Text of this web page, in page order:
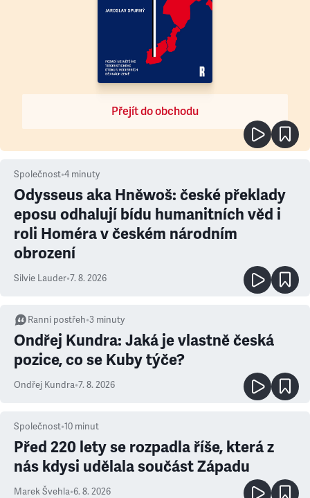
Přejít do obchodu
Společnost•4 minuty
Odysseus aka Hněwoš: české překlady
eposu odhalují bídu humanitních věd i
roli Homéra v českém národním
obrození
Silvie Lauder•7. 8. 2026
Ranní postřeh•3 minuty
Ondřej Kundra: Jaká je vlastně česká
pozice, co se Kuby týče?
Ondřej Kundra•7. 8. 2026
Společnost•10 minut
Před 220 lety se rozpadla říše, která z
nás kdysi udělala součást Západu
Marek Švehla•6. 8. 2026